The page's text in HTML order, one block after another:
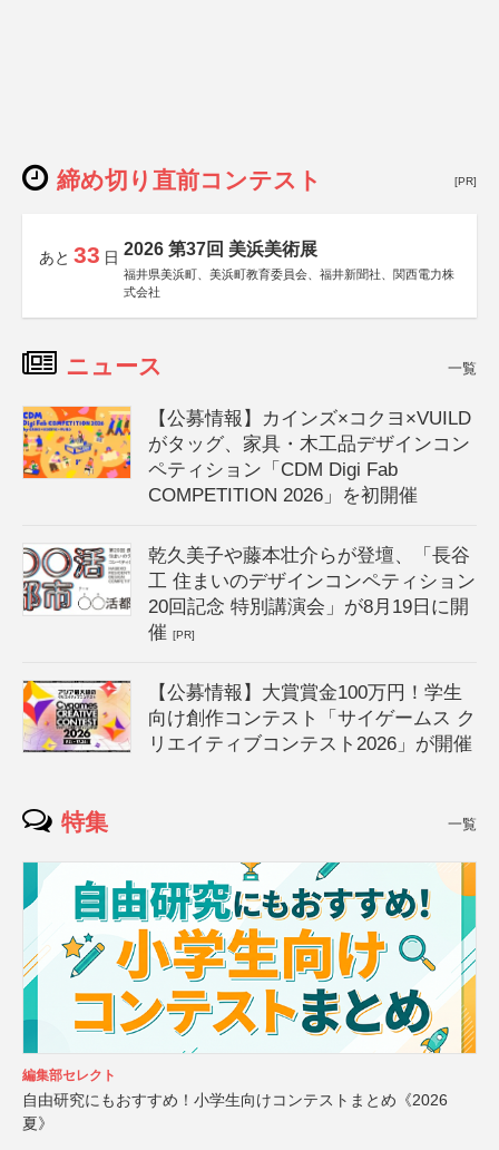
締め切り直前コンテスト [PR]
あと 33 日 2026 第37回 美浜美術展
福井県美浜町、美浜町教育委員会、福井新聞社、関西電力株
式会社
ニュース 一覧
【公募情報】カインズ×コクヨ×VUILD
がタッグ、家具・木工品デザインコン
ペティション「CDM Digi Fab
COMPETITION 2026」を初開催
乾久美子や藤本壮介らが登壇、「長谷
工 住まいのデザインコンペティション
20回記念 特別講演会」が8月19日に開
催[PR]
【公募情報】大賞賞金100万円！学生
向け創作コンテスト「サイゲームス ク
リエイティブコンテスト2026」が開催
特集 一覧
編集部セレクト
自由研究にもおすすめ！小学生向けコンテストまとめ《2026
夏》